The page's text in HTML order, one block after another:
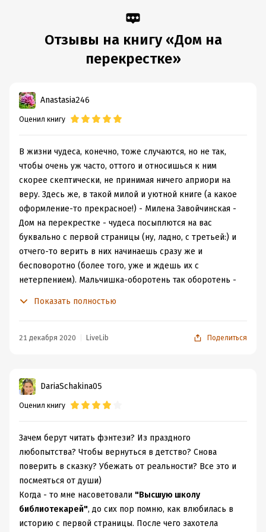
Отзывы на книгу «Дом на
перекрестке»
Anastasia246
Оценил книгу
В жизни чудеса, конечно, тоже случаются, но не так,
чтобы очень уж часто, оттого и относишься к ним
скорее скептически, не принимая ничего априори на
веру. Здесь же, в такой милой и уютной книге (а какое
оформление-то прекрасное!) - Милена Завойчинская -
Дом на перекрестке - чудеса посыплются на вас
буквально с первой страницы (ну, ладно, с третьей:) и
отчего-то верить в них начинаешь сразу же и
бесповоротно (более того, уже и ждешь их с
нетерпением). Мальчишка-оборотень так оборотень -
спящая царевна (вы сказки-то не забыли?) Правда, не
А ведь начиналось все вполне в реалистичных и
жизнеподобных тонах: проблемы с работой и жильем,
объявление на сайте "отдам/приму даром" и кто бы
героиня, 25-летняя Вика и не догадывалась вовсе, что
приключения бывают не только в книжках, как,
впрочем, и феи...
Жизнь закружила в волшебном водовороте
невероятных (но лишь на первый взгляд) событий,
только успевай отмахиваться: "умный дом" (чем-то
напомнил мне еще одну добрую фэнтезийную историю
Показать полностью
21 декабря 2020 LiveLib Поделиться
DariaSchakina05
Оценил книгу
Зачем берут читать фэнтези? Из праздного
любопытства? Чтобы вернуться в детство? Снова
поверить в сказку? Убежать от реальности? Все это и
посмеяться от души)
Когда - то мне насоветовали "Высшую школу
библиотекарей", до сих пор помню, как влюбилась в
историю с первой страницы. После чего захотела